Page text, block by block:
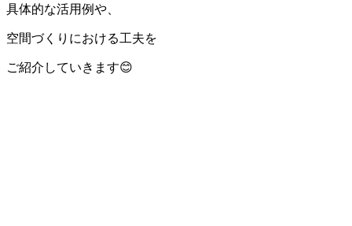
具体的な活用例や、
空間づくりにおける工夫を
ご紹介していきます😊